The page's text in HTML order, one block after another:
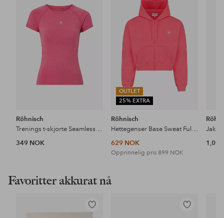
favoritter
Röhnisch
Trenings t-skjorte Seamless Flex Tee
349 NOK
OUTLET
25% EXTRA
Röhnisch
Hettegenser Base Sweat Full Zip
629 NOK
Opprinnelig pris 899 NOK
Favoritter akkurat nå
Legg
Legg